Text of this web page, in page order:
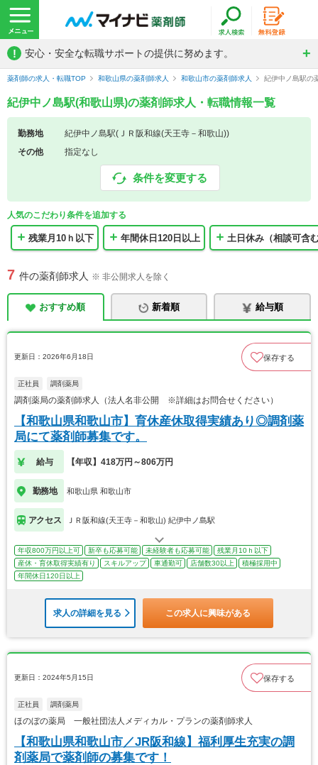
! 安心・安全な転職サポートの提供に努めます。
薬剤師の求人・転職TOP 和歌山県の薬剤師求人 和歌山市の薬剤師求人 紀伊中ノ島駅の
紀伊中ノ島駅(和歌山県)の薬剤師求人・転職情報一覧
勤務地
紀伊中ノ島駅(ＪＲ阪和線(天王寺－和歌山))
その他
指定なし
条件を変更する
人気のこだわり条件を追加する
残業月10ｈ以下 年間休日120日以上 土日休み（相談可含
7 件の薬剤師求人 ※ 非公開求人を除く
おすすめ順 新着順 給与順
更新日：2026年6月18日 保存する
正社員 調剤薬局
調剤薬局の薬剤師求人（法人名非公開 ※詳細はお問合せください）
【和歌山県和歌山市】育休産休取得実績あり◎調剤薬
局にて薬剤師募集です。
給与 【年収】418万円～806万円
勤務地 和歌山県 和歌山市
アクセス ＪＲ阪和線(天王寺－和歌山) 紀伊中ノ島駅
年収800万円以上可 新卒も応募可能 未経験者も応募可能
残業月10ｈ以下
産休・育休取得実績有り
スキルアップ 車通勤可 店舗数30以上
積極採用中
年間休日120日以上
求人の詳細を見る この求人に興味がある
更新日：2024年5月15日 保存する
正社員 調剤薬局
ほのぼの薬局 一般社団法人メディカル・プランの薬剤師求人
【和歌山県和歌山市／JR阪和線】福利厚生充実の調
剤薬局で薬剤師の募集です！